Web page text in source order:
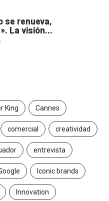
se renueva,
La visión...
King Cannes
comercial creatividad
entrevista
Iconic brands
Innovation